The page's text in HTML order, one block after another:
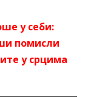
у себи:
помисли
у срцима